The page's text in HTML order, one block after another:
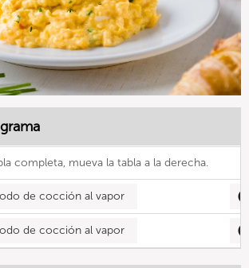
completa, mueva la tabla a la derecha.
de cocción al vapor
de cocción al vapor